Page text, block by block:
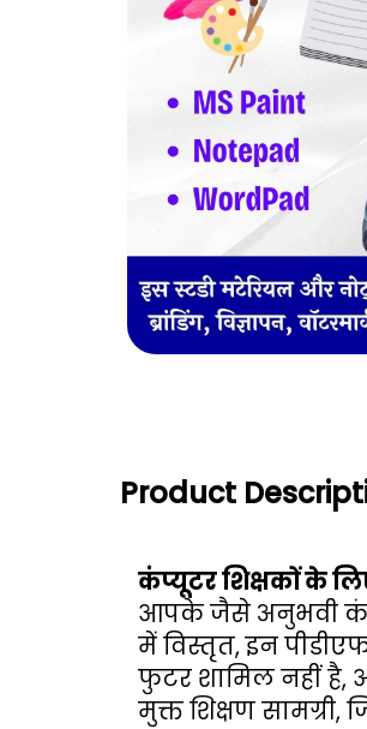
Product
कंप्यूटर शिक्षकों के
आपके जैसे अनुभवी
में विस्तृत, इन
फुटर शामिल नहीं है,
मुक्त शिक्षण